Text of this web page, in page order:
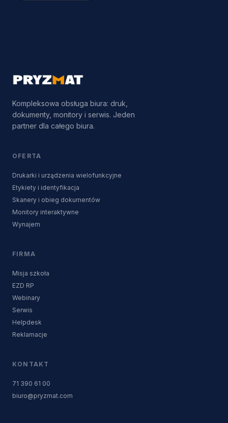
Kompleksowa obsługa biura: druk,
dokumenty, monitory i serwis. Jeden
partner dla całego biura.
OFERTA
Drukarki i urządzenia wielofunkcyjne
Etykiety i identyfikacja
Skanery i obieg dokumentów
Monitory interaktywne
Wynajem
FIRMA
Misja szkoła
EZD RP
Webinary
Serwis
Helpdesk
Reklamacje
KONTAKT
71 390 61 00
biuro@pryzmat.com